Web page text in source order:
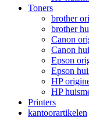
Toners
brother
brother
Canon
Canon
Epson
Epson
HP
HP
Printers
kantoorartikelen